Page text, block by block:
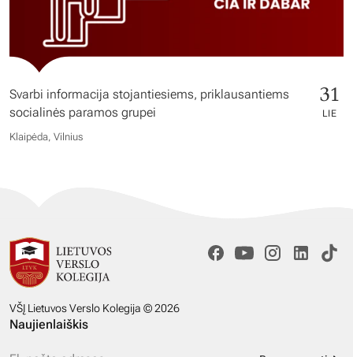
Svarbi informacija stojantiesiems, priklausantiems
socialinės paramos grupei
31
LIE
Klaipėda, Vilnius
VŠĮ Lietuvos Verslo Kolegija © 2026
Naujienlaiškis